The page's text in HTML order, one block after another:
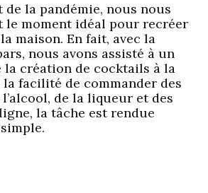
de la pandémie, nous nous
le moment idéal pour recréer
maison. En fait, avec la
nous avons assisté à un
la création de cocktails à la
la facilité de commander des
l’alcool, de la liqueur et des
la tâche est rendue